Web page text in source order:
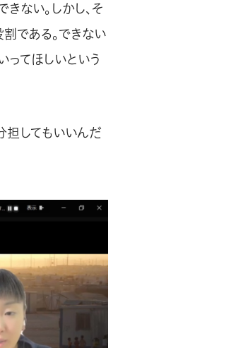
ない。しかし、そ
である。できない
ってほしいという
担してもいいんだ